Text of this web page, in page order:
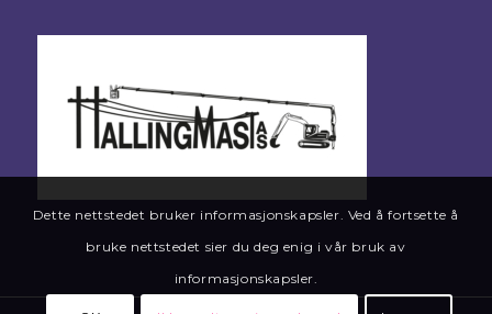
Dette nettstedet bruker informasjonskapsler. Ved å fortsette å
bruke nettstedet sier du deg enig i vår bruk av
informasjonskapsler.